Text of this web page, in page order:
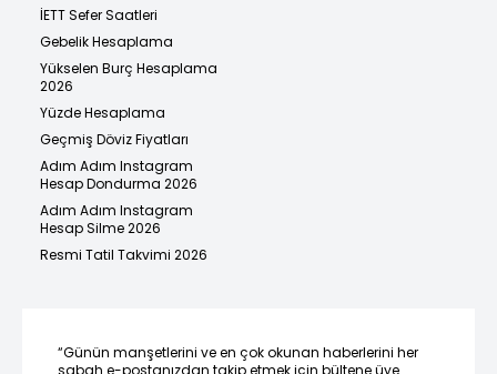
İETT Sefer Saatleri
Gebelik Hesaplama
Yükselen Burç Hesaplama
2026
Yüzde Hesaplama
Geçmiş Döviz Fiyatları
Adım Adım Instagram
Hesap Dondurma 2026
Adım Adım Instagram
Hesap Silme 2026
Resmi Tatil Takvimi 2026
“Günün manşetlerini ve en çok okunan haberlerini her
sabah e-postanızdan takip etmek için bültene üye